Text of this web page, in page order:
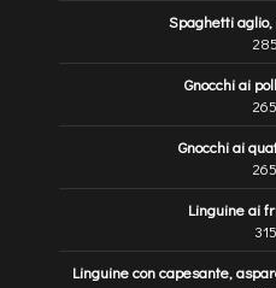
Spaghetti
Gnocchi ai
Gnocchi ai
Linguine ai
Linguine con capesante,